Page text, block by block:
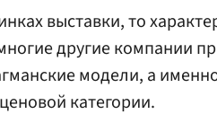
выставки, то
другие компании
модели, а
категории.